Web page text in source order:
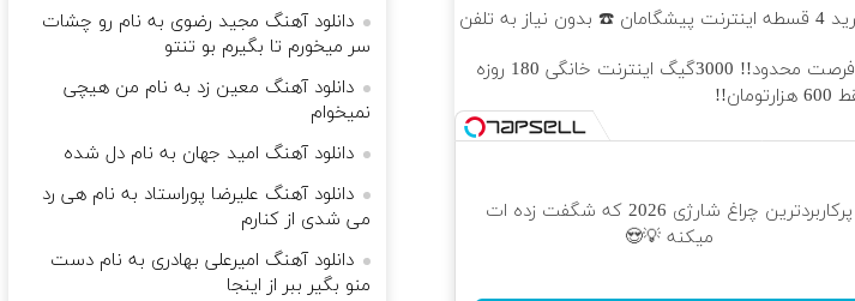
☎️ بدون نیاز به تلفن
⏳فرصت محدود!! 3000گیگ اینترنت خانگی 180 روزه
پرکاربردترین چراغ شارژی 2026 که شگفت زده ات
میکنه 💡😍
دانلود آهنگ مجید رضوی به نام رو چشات
سر میخورم تا بگیرم بو تنتو
دانلود آهنگ معین زد به نام من هیچی
نمیخوام
دانلود آهنگ امید جهان به نام دل شده
دانلود آهنگ علیرضا پوراستاد به نام هی رد
می شدی از کنارم
دانلود آهنگ امیرعلی بهادری به نام دست
منو بگیر ببر از اینجا